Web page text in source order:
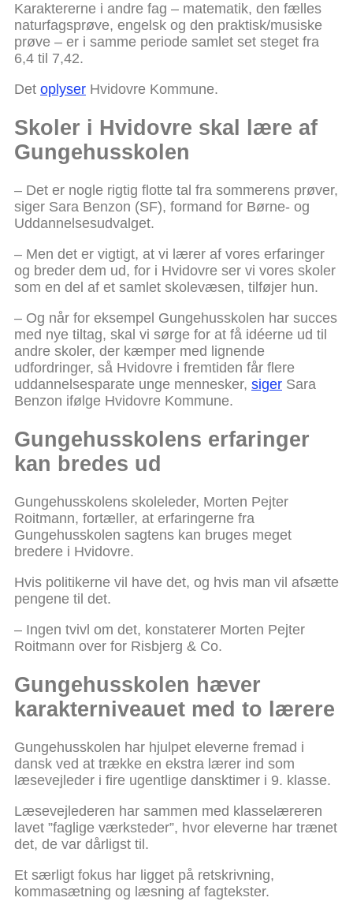
Karaktererne i andre fag – matematik, den fælles
naturfagsprøve, engelsk og den praktisk/musiske
prøve – er i samme periode samlet set steget fra
6,4 til 7,42.
Det oplyser Hvidovre Kommune.
Skoler i Hvidovre skal lære af
Gungehusskolen
– Det er nogle rigtig flotte tal fra sommerens prøver,
siger Sara Benzon (SF), formand for Børne- og
Uddannelsesudvalget.
– Men det er vigtigt, at vi lærer af vores erfaringer
og breder dem ud, for i Hvidovre ser vi vores skoler
som en del af et samlet skolevæsen, tilføjer hun.
– Og når for eksempel Gungehusskolen har succes
med nye tiltag, skal vi sørge for at få idéerne ud til
andre skoler, der kæmper med lignende
udfordringer, så Hvidovre i fremtiden får flere
uddannelsesparate unge mennesker, siger Sara
Benzon ifølge Hvidovre Kommune.
Gungehusskolens erfaringer
kan bredes ud
Gungehusskolens skoleleder, Morten Pejter
Roitmann, fortæller, at erfaringerne fra
Gungehusskolen sagtens kan bruges meget
bredere i Hvidovre.
Hvis politikerne vil have det, og hvis man vil afsætte
pengene til det.
– Ingen tvivl om det, konstaterer Morten Pejter
Roitmann over for Risbjerg & Co.
Gungehusskolen hæver
karakterniveauet med to lærere
Gungehusskolen har hjulpet eleverne fremad i
dansk ved at trække en ekstra lærer ind som
læsevejleder i fire ugentlige dansktimer i 9. klasse.
Læsevejlederen har sammen med klasselæreren
lavet ”faglige værksteder”, hvor eleverne har trænet
det, de var dårligst til.
Et særligt fokus har ligget på retskrivning,
kommasætning og læsning af fagtekster.